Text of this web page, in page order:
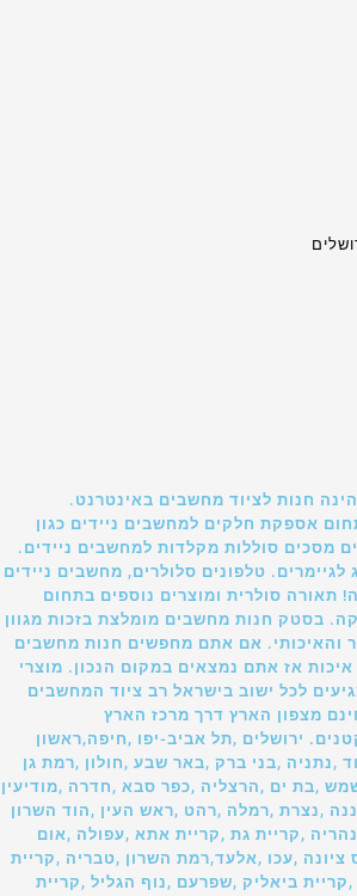
חנות לציוד מחשבים באינטרנט.
אספקת חלקים למחשבים ניידים כגון
מסכים סוללות מקלדות למחשבים ניידים.
לגיימרים. טלפונים סלולרים, מחשבים ניידים
תאורה סולרית ומוצרים נוספים בתחום
בסטק חנות מחשבים מומלצת בזכות מגוון
והאיכותי. אם אתם מחפשים חנות מחשבים
אז אתם נמצאים במקום הנכון. מוצרי
לכל ישוב בישראל רב ציוד המחשבים
מצפון הארץ דרך מרכז הארץ
ירושלים ,תל אביב-יפו ,חיפה,ראשון
,נתניה ,בני ברק ,באר שבע ,חולון ,רמת גן
,בת ים ,הרצליה ,כפר סבא ,חדרה ,מודיעין
,נצרת ,רמלה ,רהט ,ראש העין ,הוד השרון
,קריית גת ,קריית אתא ,עפולה ,אום
,עכו ,אלעד,רמת השרון ,טבריה ,קריית
ביאליק ,שפרעם ,נוף הגליל ,קריית